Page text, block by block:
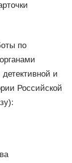
по
и
Российской